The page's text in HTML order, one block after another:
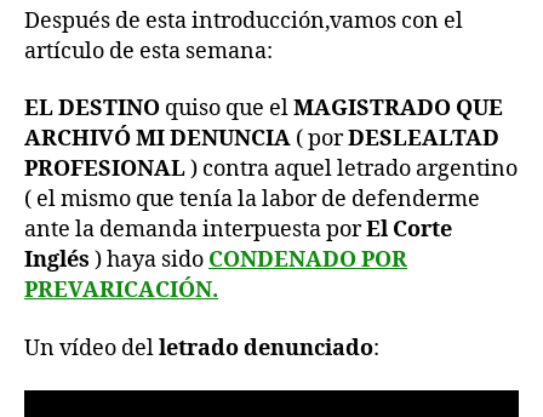
Después de esta introducción,vamos con el
artículo de esta semana:
EL DESTINO quiso que elMAGISTRADO QUE
ARCHIVÓ MI DENUNCIA ( porDESLEALTAD
PROFESIONAL) contra aquel letrado argentino
( el mismo que tenía la labor de defenderme
ante la demanda interpuesta porEl Corte
Inglés ) haya sido CONDENADO POR
PREVARICACIÓN.
Un vídeo delletrado denunciado: